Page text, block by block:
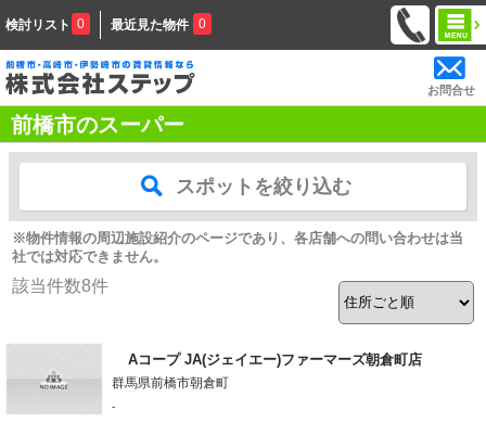
検討リスト 0 最近見た物件 0
お問合せ
前橋市のスーパー
スポットを絞り込む
※物件情報の周辺施設紹介のページであり、各店舗への問い合わせは当
社では対応できません。
該当件数8件
Aコープ JA(ジェイエー)ファーマーズ朝倉町店
群馬県前橋市朝倉町
-